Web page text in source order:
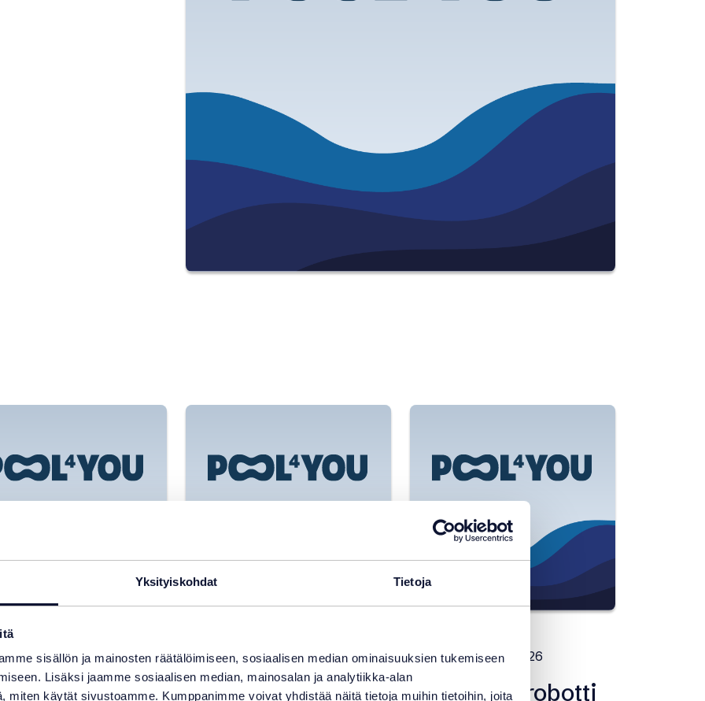
Yksityiskohdat Tietoja
sisällön ja mainosten räätälöimiseen, sosiaalisen median ominaisuuksien tukemiseen
Lisäksi jaamme sosiaalisen median, mainosalan ja analytiikka-alan
miten käytät sivustoamme. Kumppanimme voivat yhdistää näitä tietoja muihin tietoihin, joita
30.7.2026 SISÄLLÖT 29.7.2026
Miksi uima-altaan
SISÄLLÖT 28.7.2026
Miksi allasrobotti